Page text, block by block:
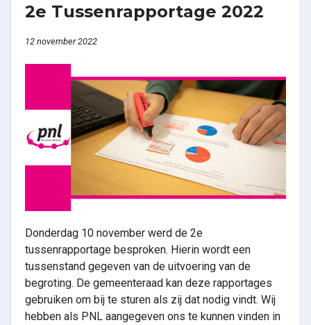
2e Tussenrapportage 2022
12 november 2022
Donderdag 10 november werd de 2e
tussenrapportage besproken. Hierin wordt een
tussenstand gegeven van de uitvoering van de
begroting. De gemeenteraad kan deze rapportages
gebruiken om bij te sturen als zij dat nodig vindt. Wij
hebben als PNL aangegeven ons te kunnen vinden in